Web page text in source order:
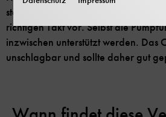
stellen die Versorgung sicher und
richtigen Takt vor. Selbst die
inzwischen unterstützt werden. Das
unschlagbar und sollte daher gut